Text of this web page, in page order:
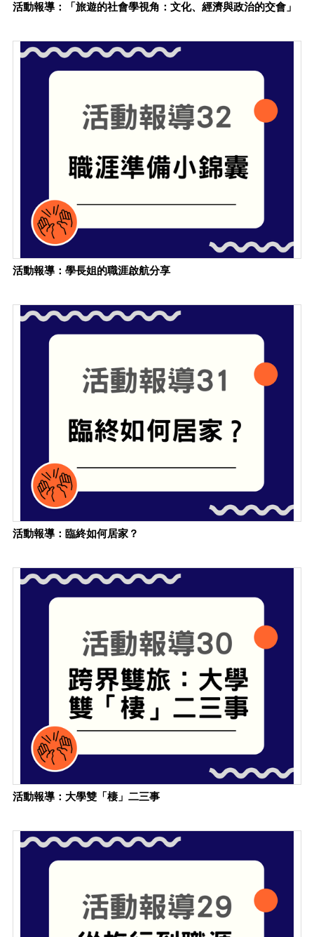
活動報導：「旅遊的社會學視角：文化、經濟與政治的交會」
活動報導：學長姐的職涯啟航分享
活動報導：臨終如何居家？
活動報導：大學雙「棲」二三事